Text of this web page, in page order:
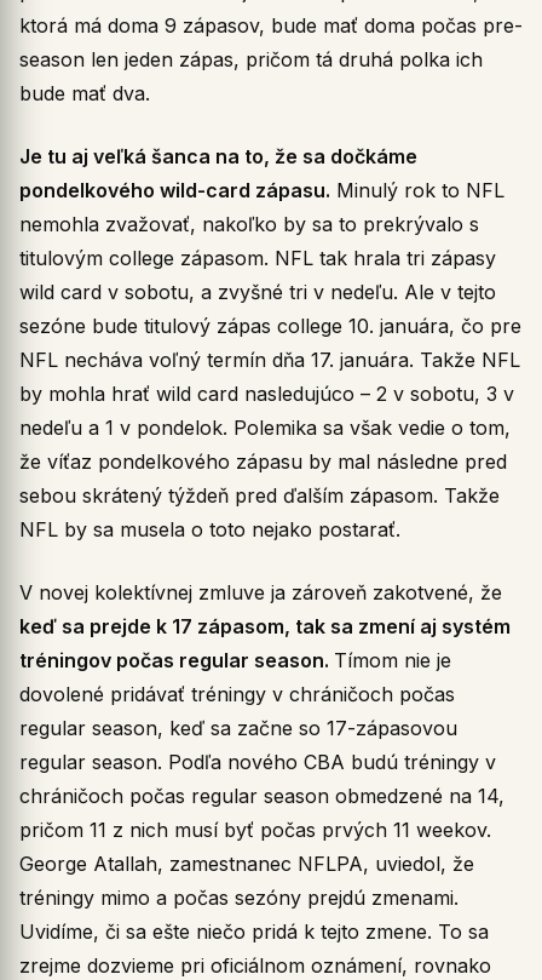
ktorá má doma 9 zápasov, bude mať doma počas pre-
season len jeden zápas, pričom tá druhá polka ich
bude mať dva.
Je tu aj veľká šanca na to, že sa dočkáme
pondelkového wild-card zápasu. Minulý rok to NFL
nemohla zvažovať, nakoľko by sa to prekrývalo s
titulovým college zápasom. NFL tak hrala tri zápasy
wild card v sobotu, a zvyšné tri v nedeľu. Ale v tejto
sezóne bude titulový zápas college 10. januára, čo pre
NFL necháva voľný termín dňa 17. januára. Takže NFL
by mohla hrať wild card nasledujúco – 2 v sobotu, 3 v
nedeľu a 1 v pondelok. Polemika sa však vedie o tom,
že víťaz pondelkového zápasu by mal následne pred
sebou skrátený týždeň pred ďalším zápasom. Takže
NFL by sa musela o toto nejako postarať.
V novej kolektívnej zmluve ja zároveň zakotvené, že
keď sa prejde k 17 zápasom, tak sa zmení aj systém
tréningov počas regular season. Tímom nie je
dovolené pridávať tréningy v chráničoch počas
regular season, keď sa začne so 17-zápasovou
regular season. Podľa nového CBA budú tréningy v
chráničoch počas regular season obmedzené na 14,
pričom 11 z nich musí byť počas prvých 11 weekov.
George Atallah, zamestnanec NFLPA, uviedol, že
tréningy mimo a počas sezóny prejdú zmenami.
Uvidíme, či sa ešte niečo pridá k tejto zmene. To sa
zrejme dozvieme pri oficiálnom oznámení, rovnako